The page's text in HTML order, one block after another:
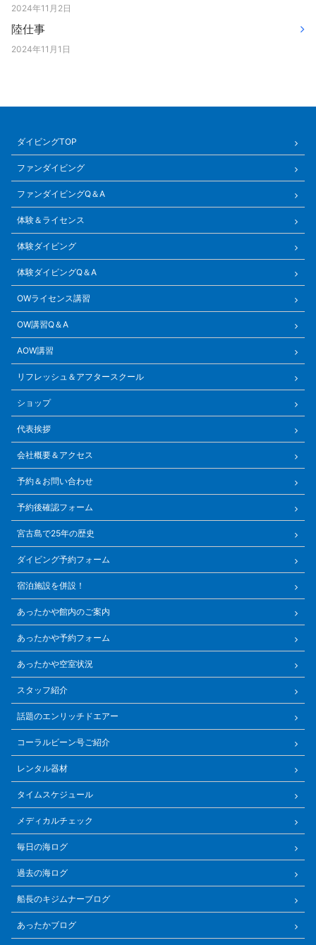
2024年11月2日
陸仕事
2024年11月1日
ダイビングTOP
ファンダイビング
ファンダイビングQ＆A
体験＆ライセンス
体験ダイビング
体験ダイビングQ＆A
OWライセンス講習
OW講習Q＆A
AOW講習
リフレッシュ＆アフタースクール
ショップ
代表挨拶
会社概要＆アクセス
予約＆お問い合わせ
予約後確認フォーム
宮古島で25年の歴史
ダイビング予約フォーム
宿泊施設を併設！
あったかや館内のご案内
あったかや予約フォーム
あったかや空室状況
スタッフ紹介
話題のエンリッチドエアー
コーラルビーン号ご紹介
レンタル器材
タイムスケジュール
メディカルチェック
毎日の海ログ
過去の海ログ
船長のキジムナーブログ
あったかブログ